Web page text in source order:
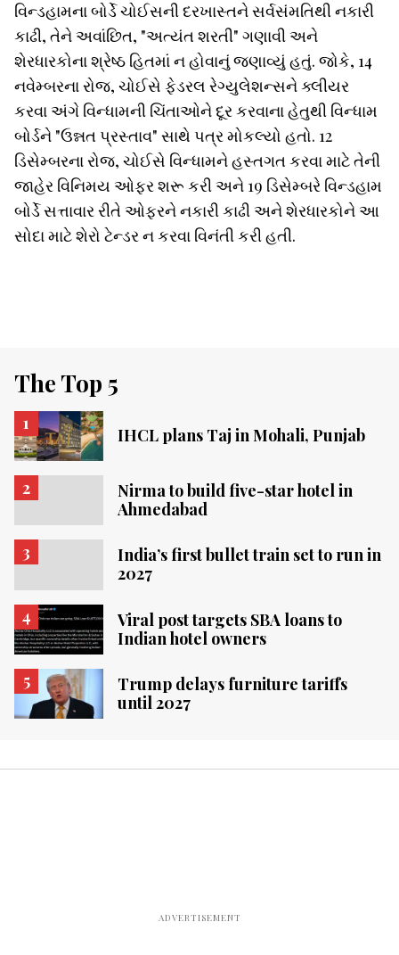
વિન્ડહામના બોર્ડે ચોઈસની દરખાસ્તને સર્વસંમતિથી નકારી
કાઢી, તેને અવાંછિત, "અત્યંત શરતી" ગણાવી અને
શેરધારકોના શ્રેષ્ઠ હિતમાં ન હોવાનું જણાવ્યું હતું. જોકે, 14
નવેમ્બરના રોજ, ચોઈસે ફેડરલ રેગ્યુલેશન્સને ક્લીયર
કરવા અંગે વિન્ધામની ચિંતાઓને દૂર કરવાના હેતુથી વિન્ધામ
બોર્ડને "ઉન્નત પ્રસ્તાવ" સાથે પત્ર મોકલ્યો હતો. 12
ડિસેમ્બરના રોજ, ચોઈસે વિન્ધામને હસ્તગત કરવા માટે તેની
જાહેર વિનિમય ઓફર શરૂ કરી અને 19 ડિસેમ્બરે વિન્ડહામ
બોર્ડે સત્તાવાર રીતે ઓફરને નકારી કાઢી અને શેરધારકોને આ
સોદા માટે શેરો ટેન્ડર ન કરવા વિનંતી કરી હતી.
The Top 5
IHCL plans Taj in Mohali, Punjab
Nirma to build five-star hotel in
Ahmedabad
India’s first bullet train set to run in
2027
Viral post targets SBA loans to
Indian hotel owners
Trump delays furniture tariffs
until 2027